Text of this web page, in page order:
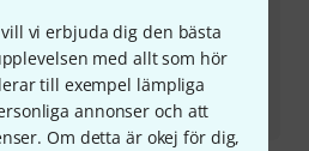
vi erbjuda dig den bästa
med allt som hör
till exempel lämpliga
annonser och att
Om detta är okej för dig,
Signature